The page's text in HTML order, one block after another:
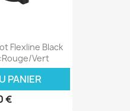
rapide
Flexline Black
Vert
PANIER
€